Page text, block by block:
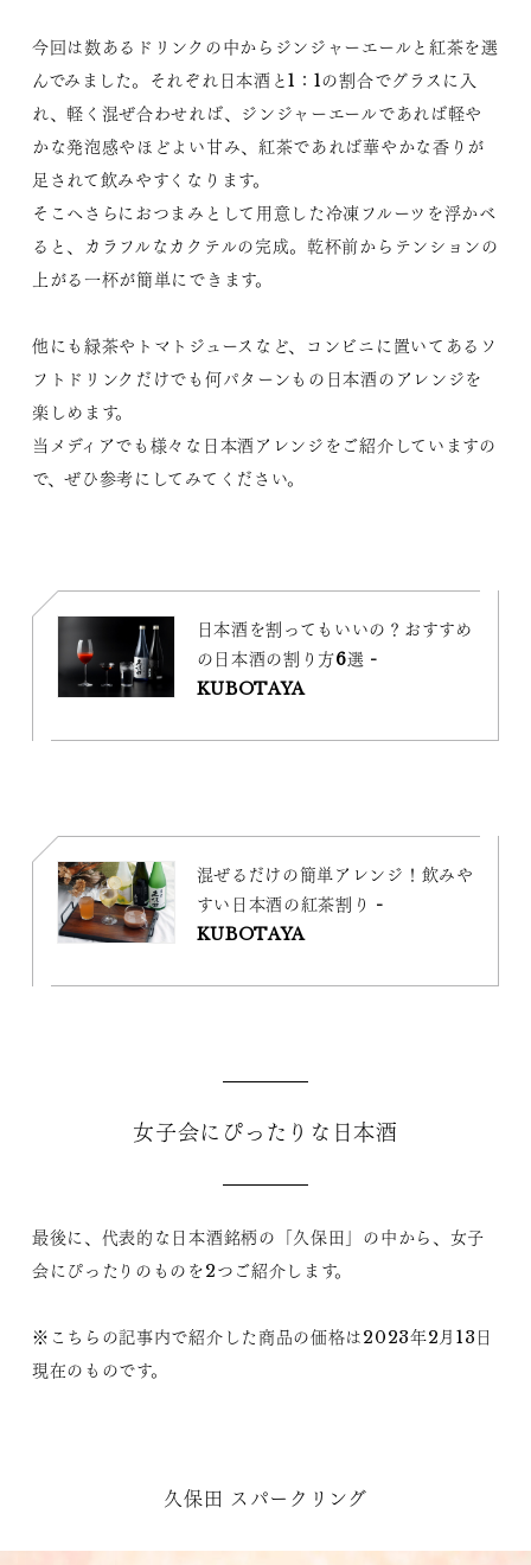
今回は数あるドリンクの中からジンジャーエールと紅茶を選
んでみました。それぞれ日本酒と1：1の割合でグラスに入
れ、軽く混ぜ合わせれば、ジンジャーエールであれば軽や
かな発泡感やほどよい甘み、紅茶であれば華やかな香りが
足されて飲みやすくなります。
そこへさらにおつまみとして用意した冷凍フルーツを浮かべ
ると、カラフルなカクテルの完成。乾杯前からテンションの
上がる一杯が簡単にできます。
他にも緑茶やトマトジュースなど、コンビニに置いてあるソ
フトドリンクだけでも何パターンもの日本酒のアレンジを
楽しめます。
当メディアでも様々な日本酒アレンジをご紹介していますの
で、ぜひ参考にしてみてください。
日本酒を割ってもいいの？おすすめ
の日本酒の割り方6選 -
KUBOTAYA
混ぜるだけの簡単アレンジ！飲みや
すい日本酒の紅茶割り -
KUBOTAYA
女子会にぴったりな日本酒
最後に、代表的な日本酒銘柄の「久保田」の中から、女子
会にぴったりのものを2つご紹介します。
※こちらの記事内で紹介した商品の価格は2023年2月13日
現在のものです。
久保田 スパークリング